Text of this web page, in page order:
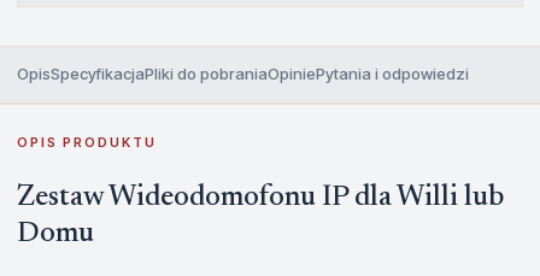
OpisSpecyfikacjaPliki do pobraniaOpiniePytania i odpowiedzi
OPIS PRODUKTU
Zestaw Wideodomofonu IP dla Willi lub
Domu